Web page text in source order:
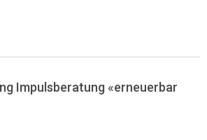
Impulsberatung «erneuerbar